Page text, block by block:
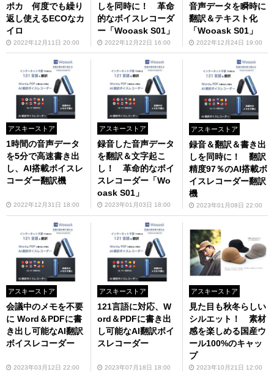
ポカ 何度でも繰り
返し使えるECOなカ
イロ
2022年12月11日 20:00
しを同時に！ 革命
的なボイスレコーダ
ー「Wooask S01」
2022年12月22日 16:00
音声データを瞬時に
翻訳＆テキスト化
「Wooask S01」
2022年12月24日 19:00
アスキーストア
1時間の音声データ
を5分で高速書き出
し、AI搭載ボイスレ
コーダー翻訳機
2022年12月31日 18:00
アスキーストア
録音した音声データ
を翻訳＆文字起こ
し！ 革命的なボイ
スレコーダー「Wo
oask S01」
2023年01月03日 18:00
アスキーストア
録音＆翻訳＆書き出
しを同時に！ 翻訳
精度97％のAI搭載ボ
イスレコーダー翻訳
機
2023年01月08日 22:00
アスキーストア
会議中のメモを不要
に Word＆PDFに書
き出し可能なAI翻訳
ボイスレコーダー
2023年03月12日 22:00
アスキーストア
121言語に対応、W
ord＆PDFに書き出
し可能なAI翻訳ボイ
スレコーダー
2023年07月18日 18:00
アスキーストア
見た目も秋冬らしい
シルエット！ 素材
感を楽しめる国産ウ
ール100%のキャッ
プ
2023年10月21日 12:00